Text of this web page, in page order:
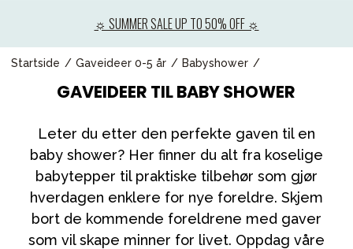
☼ SUMMER SALE UP TO 50% OFF ☼
Startside Gaveideer 0-5 år Babyshower
GAVEIDEER TIL BABY SHOWER
Leter du etter den perfekte gaven til en
baby shower? Her finner du alt fra koselige
babytepper til praktiske tilbehør som gjør
hverdagen enklere for nye foreldre. Skjem
bort de kommende foreldrene med gaver
som vil skape minner for livet. Oppdag våre
Barnevogner
Bilstol
Babypakke
Barn og baby
Leker og spill
Mamma & Pappa
Møbler & seng
Tilbehør